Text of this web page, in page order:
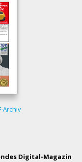
Archiv
Digital-Magazin